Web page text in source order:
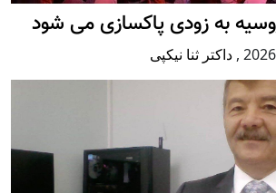
به زودی پاکسازی می شود
, داکتر ثنا نیکپی